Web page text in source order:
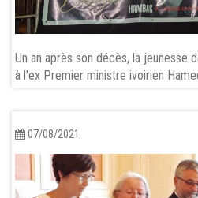
Un an après son décès, la jeunesse
à l'ex Premier ministre ivoirien
07/08/2021